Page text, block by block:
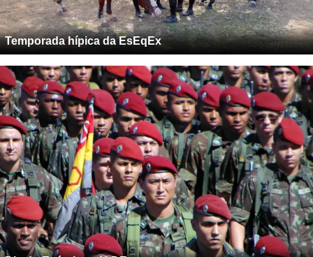
Temporada hípica da EsEqEx